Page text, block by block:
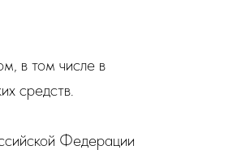
в том числе в
средств.
Федерации